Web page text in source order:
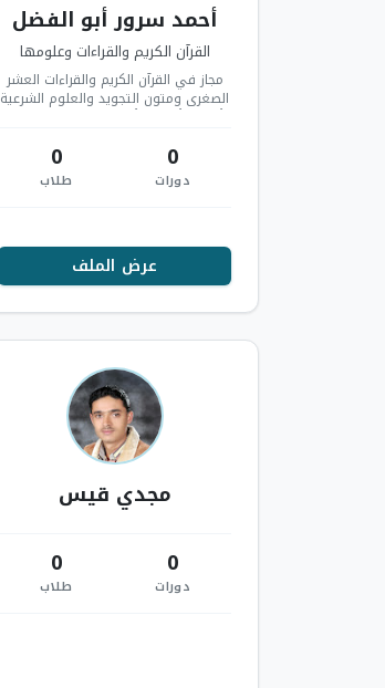
أحمد سرور أبو الفضل
القرآن الكريم والقراءات وعلومها
مجاز في القرآن الكريم والقراءات العشر
الصغرى ومتون التجويد والعلوم الشرعية
بأعلى الأسانيد. أعمل في خدمة القرآن…
0
دورات
0
طلاب
عرض الملف
مجدي قيس
0
دورات
0
طلاب